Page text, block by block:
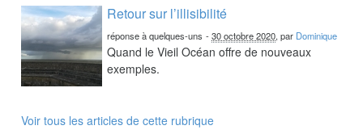
Retour sur l’illisibilité
réponse à quelques-uns -30 octobre 2020, par Dominique
Quand le Vieil Océan offre de nouveaux
exemples.
Voir tous les articles de cette rubrique